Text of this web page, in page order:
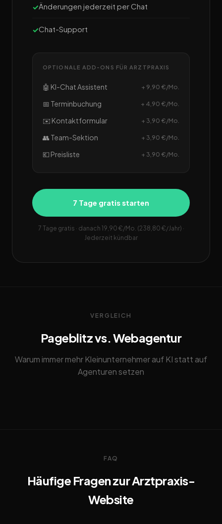
Änderungen jederzeit per Chat
Chat-Support
OPTIONALE ADD-ONS FÜR ARZTPRAXIS
🤖 KI-Chat Assistent + 9,90 €/Mo.
📅 Terminbuchung + 4,90 €/Mo.
✉️ Kontaktformular + 3,90 €/Mo.
👥 Team-Sektion + 3,90 €/Mo.
💶 Preisliste + 3,90 €/Mo.
7 Tage gratis starten
7 Tage gratis · danach 19,90 €/Mo. (238,80 €/Jahr) ·
Jederzeit kündbar
VERGLEICH
Pageblitz vs. Webagentur
Warum immer mehr Kleinunternehmer auf KI statt auf
Agenturen setzen
FAQ
Häufige Fragen zur Arztpraxis-
Website